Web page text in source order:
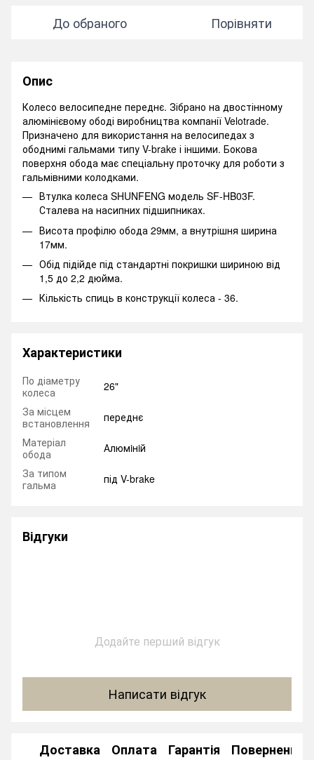
До обраного Порівняти
Опис
Колесо велосипедне переднє. Зібрано на двостінному
алюмінієвому ободі виробництва компанії Velotrade.
Призначено для використання на велосипедах з
ободнимі гальмами типу V-brake і іншими. Бокова
поверхня обода має спеціальну проточку для роботи з
гальмівними колодками.
Втулка колеса SHUNFENG модель SF-HB03F.
Сталева на насипних підшипниках.
Висота профілю обода 29мм, а внутрішня ширина
17мм.
Обід підійде під стандартні покришки шириною від
1,5 до 2,2 дюйма.
Кількість спиць в конструкції колеса - 36.
Характеристики
По діаметру
колеса
26"
За місцем
встановлення
переднє
Матеріал
обода
Алюмiнiй
За типом
гальма
під V-brake
Відгуки
Додайте перший відгук
Написати відгук
Доставка Оплата Гарантія Повернення